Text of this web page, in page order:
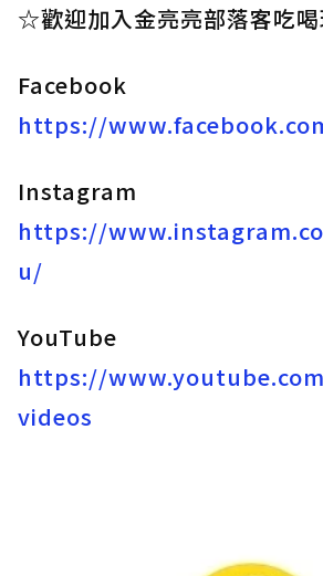
☆歡迎加入金亮亮部落客吃
https://
https://
u/
https://
videos